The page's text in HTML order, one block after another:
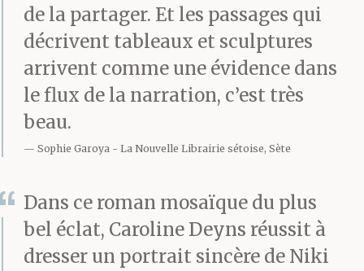
de la partager. Et les passages qui
décrivent tableaux et sculptures
arrivent comme une évidence dans
le flux de la narration, c’est très
beau.
Sophie Garoya La Nouvelle Librairie sétoise, Sète
Dans ce roman mosaïque du plus
bel éclat, Caroline Deyns réussit à
dresser un portrait sincère de Niki